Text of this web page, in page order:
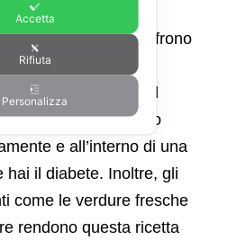
Le patate, se
preparazione, offrono
che aiutano a
livelli di zucchero nel
le patate vanno
e all’interno di una
hai il diabete. Inoltre, gli
come le verdure fresche
rendono questa ricetta
Accetta
Rifiuta
Personalizza